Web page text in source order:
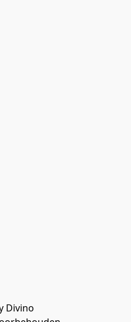
Divino